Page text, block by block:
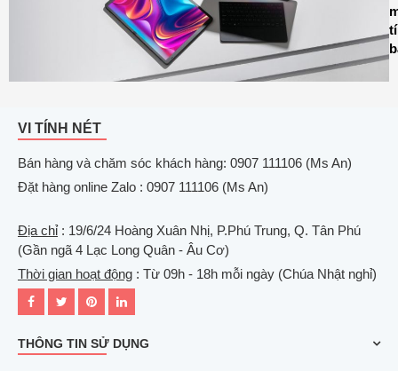
VI TÍNH NÉT
Bán hàng và chăm sóc khách hàng: 0907 111106 (Ms An)
Đặt hàng online Zalo : 0907 111106 (Ms An)
Địa chỉ: 19/6/24 Hoàng Xuân Nhị, P.Phú Trung, Q. Tân Phú
(Gần ngã 4 Lạc Long Quân - Âu Cơ)
Thời gian hoạt động : Từ 09h - 18h mỗi ngày (Chúa Nhật nghỉ)
THÔNG TIN SỬ DỤNG